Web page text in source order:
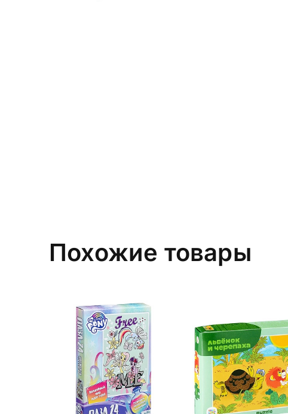
Похожие товары